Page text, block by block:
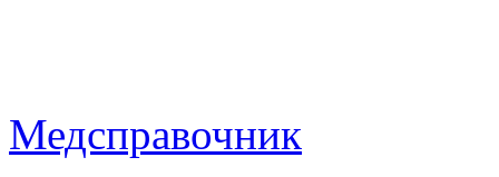
Медсправочник